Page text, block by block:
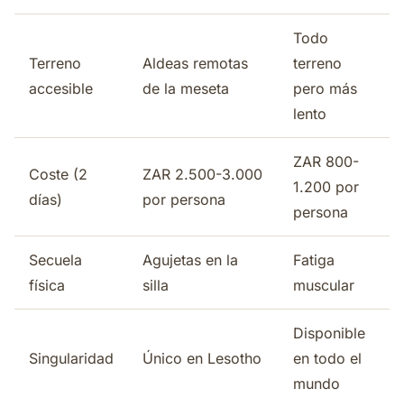
Terreno
accesible
Aldeas remotas
de la meseta
Todo
terreno
pero más
lento
Coste (2
días)
ZAR 2.500-3.000
por persona
ZAR 800-
1.200 por
persona
Secuela
física
Agujetas en la
silla
Fatiga
muscular
Singularidad Único en Lesotho
Disponible
en todo el
mundo